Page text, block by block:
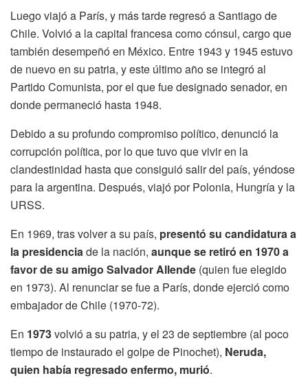
Luego viajó a París, y más tarde regresó a Santiago de
Chile. Volvió a la capital francesa como cónsul, cargo que
también desempeñó en México. Entre 1943 y 1945 estuvo
de nuevo en su patria, y este último año se integró al
Partido Comunista, por el que fue designado senador, en
donde permaneció hasta 1948.
Debido a su profundo compromiso político, denunció la
corrupción política, por lo que tuvo que vivir en la
clandestinidad hasta que consiguió salir del país, yéndose
para la argentina. Después, viajó por Polonia, Hungría y la
URSS.
En 1969, tras volver a su país, presentó su candidatura a
la presidenciade la nación, aunque se retiró en 1970 a
favor de su amigo Salvador Allende (quien fue elegido
en 1973). Al renunciar se fue a París, donde ejerció como
embajador de Chile (1970-72).
En 1973volvió a su patria, y el 23 de septiembre (al poco
tiempo de instaurado el golpe de Pinochet), Neruda,
quien había regresado enfermo, murió.